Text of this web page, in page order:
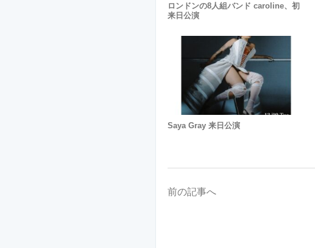
ロンドンの8人組バンド caroline、初
来日公演
Saya Gray 来日公演
前の記事へ